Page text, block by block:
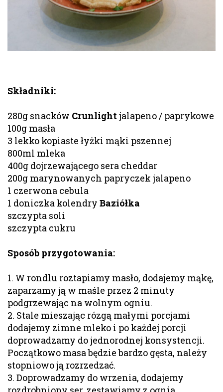
Składniki:
280g snacków Crunlightjalapeno / paprykowe
100g masła
3 lekko kopiaste łyżki mąki pszennej
800ml mleka
400g dojrzewającego sera cheddar
200g marynowanych papryczek jalapeno
1 czerwona cebula
1 doniczka kolendry Baziółka
szczypta soli
szczypta cukru
Sposób przygotowania:
1. W rondlu roztapiamy masło, dodajemy mąkę,
zaparzamy ją w maśle przez 2 minuty
podgrzewając na wolnym ogniu.
2. Stale mieszając rózgą małymi porcjami
dodajemy zimne mleko i po każdej porcji
doprowadzamy do jednorodnej konsystencji.
Początkowo masa będzie bardzo gęsta, należy
stopniowo ją rozrzedzać.
3. Doprowadzamy do wrzenia, dodajemy